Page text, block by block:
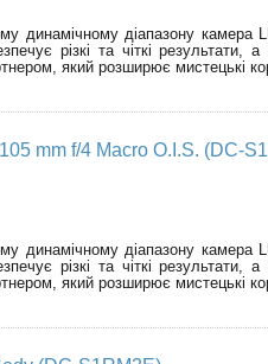
динамічному діапазону камера
різкі та чіткі результати,
який розширює мистецькі
mm f/4 Macro O.I.S. (DC-
динамічному діапазону камера
різкі та чіткі результати,
який розширює мистецькі